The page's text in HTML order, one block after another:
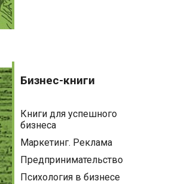
Бизнес-книги
Книги для успешного
бизнеса
Маркетинг. Реклама
Предпринимательство
Психология в бизнесе